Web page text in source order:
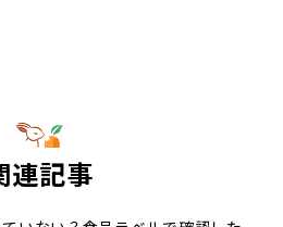
連記事